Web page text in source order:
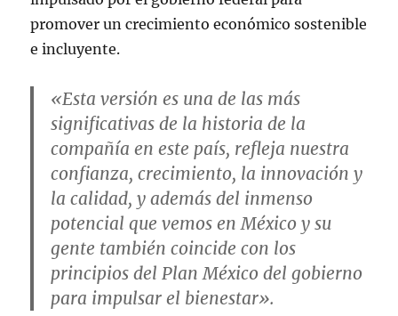
promover un crecimiento económico sostenible
e incluyente.
«Esta versión es una de las más
significativas de la historia de la
compañía en este país, refleja nuestra
confianza, crecimiento, la innovación y
la calidad, y además del inmenso
potencial que vemos en México y su
gente también coincide con los
principios del Plan México del gobierno
para impulsar el bienestar».